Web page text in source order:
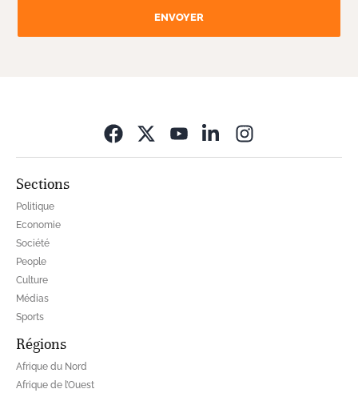
ENVOYER
Sections
Politique
Economie
Société
People
Culture
Médias
Sports
Régions
Afrique du Nord
Afrique de l’Ouest